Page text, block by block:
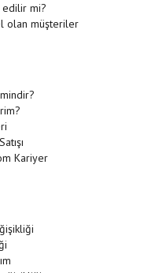
mi?
olan müşteriler
Kariyer